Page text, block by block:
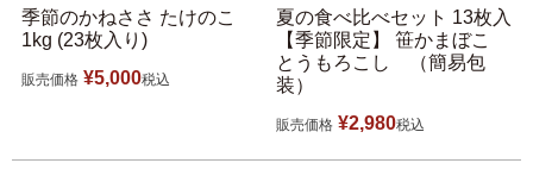
季節のかねささ たけのこ
1kg (23枚入り)
販売価格 ¥5,000税込
夏の食べ比べセット 13枚入
【季節限定】 笹かまぼこ
とうもろこし （簡易包
装）
販売価格 ¥2,980税込